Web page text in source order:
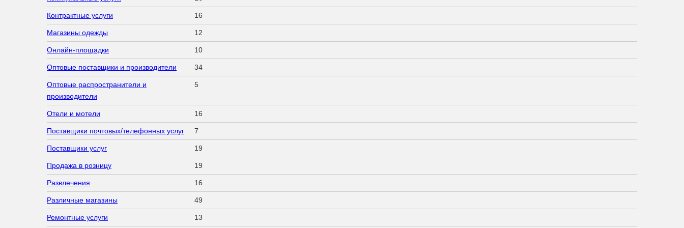
Контрактные услуги 16
Магазины одежды 12
Онлайн-площадки 10
Оптовые поставщики и производители 34
Оптовые распространители и
производители
5
Отели и мотели 16
Поставщики почтовых/телефонных услуг 7
Поставщики услуг 19
Продажа в розницу 19
Развлечения 16
Различные магазины 49
Ремонтные услуги 13